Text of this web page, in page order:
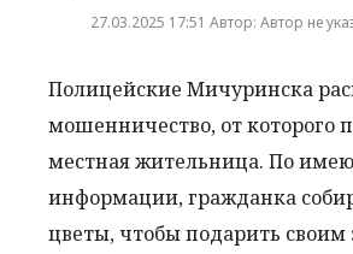
27.03.2025 17:51 Автор: Автор не
Полицейские Мичуринска
мошенничество, от которого
местная жительница. По
информации, гражданка
цветы, чтобы подарить